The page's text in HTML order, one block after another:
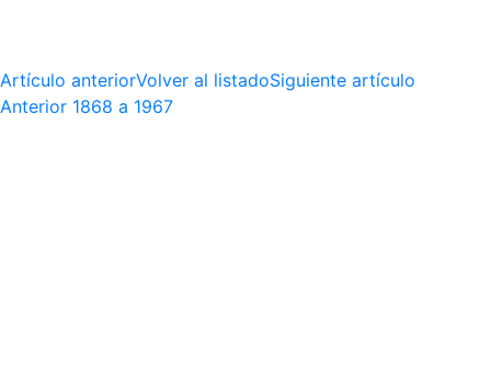
Artículo anteriorVolver al listadoSiguiente artículo
Anterior 1868 a 1967